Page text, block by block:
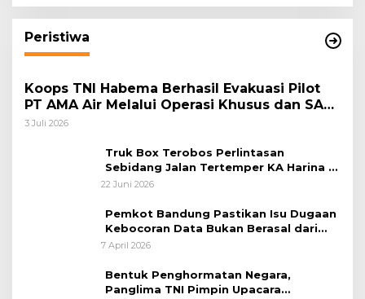
Peristiwa
Koops TNI Habema Berhasil Evakuasi Pilot
PT AMA Air Melalui Operasi Khusus dan SAR
Taktis
3 Juli 2026
Truk Box Terobos Perlintasan
Sebidang Jalan Tertemper KA Harina di
Jalan Stasiun Poncol-Jrakah Semarang
22 Juni 2026
Pemkot Bandung Pastikan Isu Dugaan
Kebocoran Data Bukan Berasal dari
Server Disdukcapil
7 April 2026
Bentuk Penghormatan Negara,
Panglima TNI Pimpin Upacara